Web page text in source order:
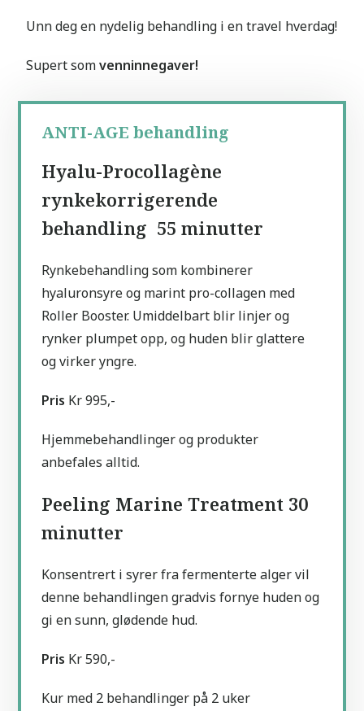
Unn deg en nydelig behandling i en travel hverdag!
Supert somvenninnegaver!
ANTI-AGE behandling
Hyalu-Procollagène
rynkekorrigerende
behandling 55 minutter
Rynkebehandling som kombinerer
hyaluronsyre og marint pro-collagen med
Roller Booster. Umiddelbart blir linjer og
rynker plumpet opp, og huden blir glattere
og virker yngre.
Pris Kr 995,-
Hjemmebehandlinger og produkter
anbefales alltid.
Peeling Marine Treatment 30
minutter
Konsentrert i syrer fra fermenterte alger vil
denne behandlingen gradvis fornye huden og
gi en sunn, glødende hud.
Pris Kr 590,-
Kur med 2 behandlinger på 2 uker